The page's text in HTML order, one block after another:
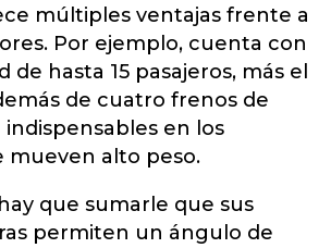
múltiples ventajas frente a
Por ejemplo, cuenta con
de hasta 15 pasajeros, más el
de cuatro frenos de
indispensables en los
mueven alto peso.
que sumarle que sus
permiten un ángulo de